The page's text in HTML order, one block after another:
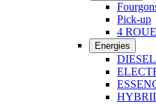
Pick-up
4
Energies
DIESEL